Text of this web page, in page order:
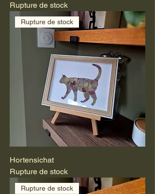
Rupture de stock
Rupture de stock
Hortensichat
Rupture de stock
Rupture de stock